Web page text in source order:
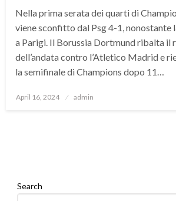
Nella prima serata dei quarti di
viene sconfitto dal Psg 4-1,
a Parigi. Il Borussia Dortmund ribalta il
dell’andata contro l’Atletico Madrid e
la semifinale di Champions dopo 11…
Posted
April 16, 2024 admin
Search